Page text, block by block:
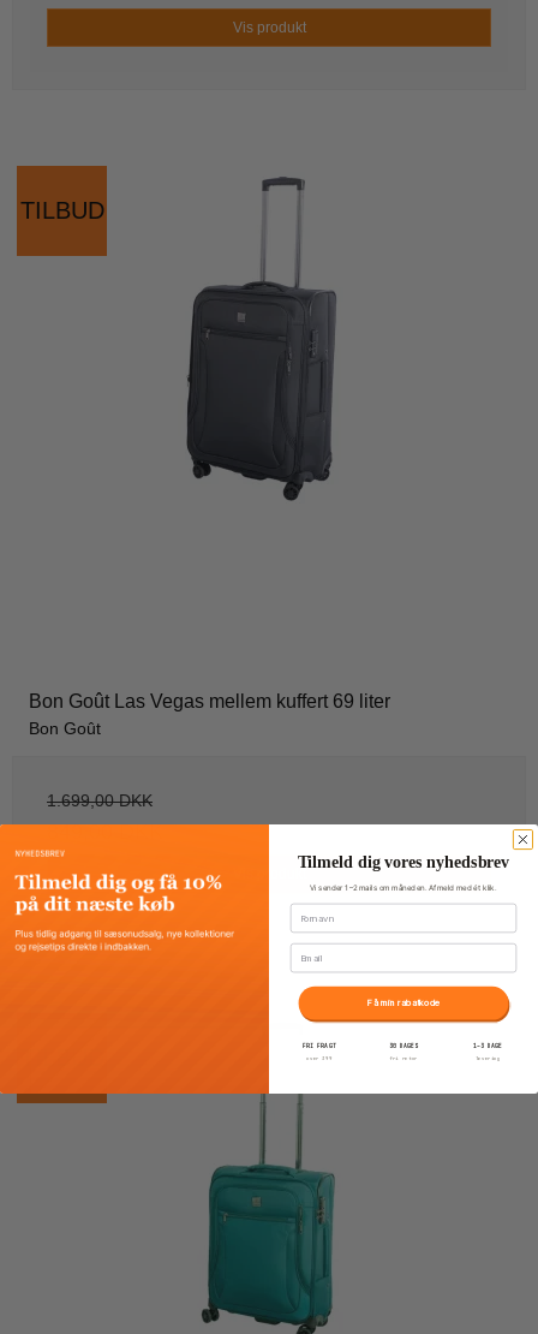
Vis produkt
TILBUD
Bon Goût Las Vegas mellem kuffert 69 liter
Bon Goût
1.699,00 DKK
849,00 DKK
Tilmeld dig vores nyhedsbrev
Vi sender 1–2 mails om måneden. Afmeld med ét klik.
Fornavn
Email
Få min rabatkode
FRI FRAGT
over 399
30 DAGES
fri retur
1–3 DAGE
levering